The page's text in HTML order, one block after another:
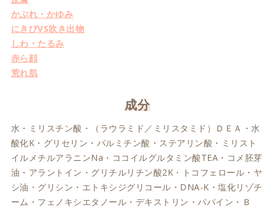
かぶれ・かゆみ
にきびVS吹き出物
しわ・たるみ
赤ら顔
荒れ肌
成分
水・ミリスチン酸・（ラウラミド／ミリスタミド）ＤＥＡ・水
酸化K・グリセリン・パルミチン酸・ステアリン酸・ミリスト
イルメチルアラニンNa・ココイルグルタミン酸TEA・コメ胚芽
油・アラントイン・グリチルリチン酸2K・トコフェロール・ヤ
シ油・グリシン・エトキシジグリコール・DNA-K・塩化リゾチ
ーム・フェノキシエタノール・デキストリン・パパイン・Ｂ